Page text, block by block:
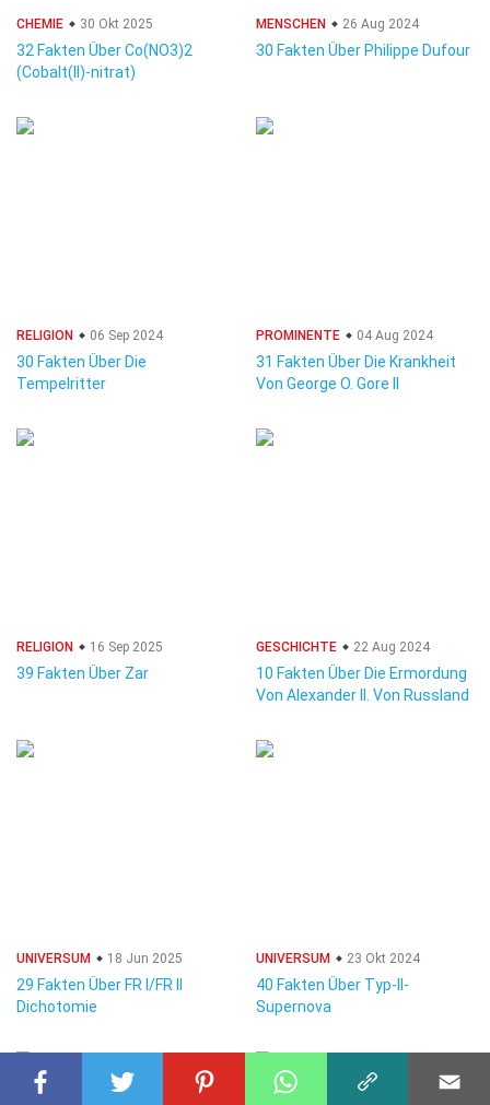
CHEMIE 30 Okt 2025
32 Fakten Über Co(NO3)2
(Cobalt(II)-nitrat)
MENSCHEN 26 Aug 2024
30 Fakten Über Philippe Dufour
RELIGION 06 Sep 2024
30 Fakten Über Die
Tempelritter
PROMINENTE 04 Aug 2024
31 Fakten Über Die Krankheit
Von George O. Gore II
RELIGION 16 Sep 2025
39 Fakten Über Zar
GESCHICHTE 22 Aug 2024
10 Fakten Über Die Ermordung
Von Alexander II. Von Russland
UNIVERSUM 18 Jun 2025
29 Fakten Über FR I/FR II
Dichotomie
UNIVERSUM 23 Okt 2024
40 Fakten Über Typ-II-
Supernova